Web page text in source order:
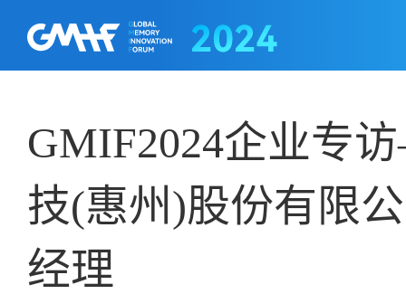
GMIF2024企业专
技(惠州)股份有限
经理